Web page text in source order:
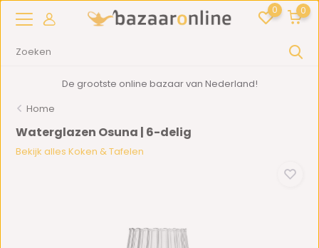
0 0
De grootste online bazaar van Nederland!
Home
Waterglazen Osuna | 6-delig
Bekijk alles Koken & Tafelen